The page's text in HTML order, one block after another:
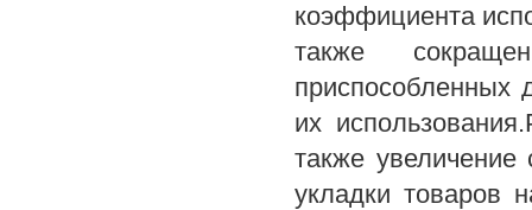
коэффициента
также
приспособленных
их
также
укладки товаров